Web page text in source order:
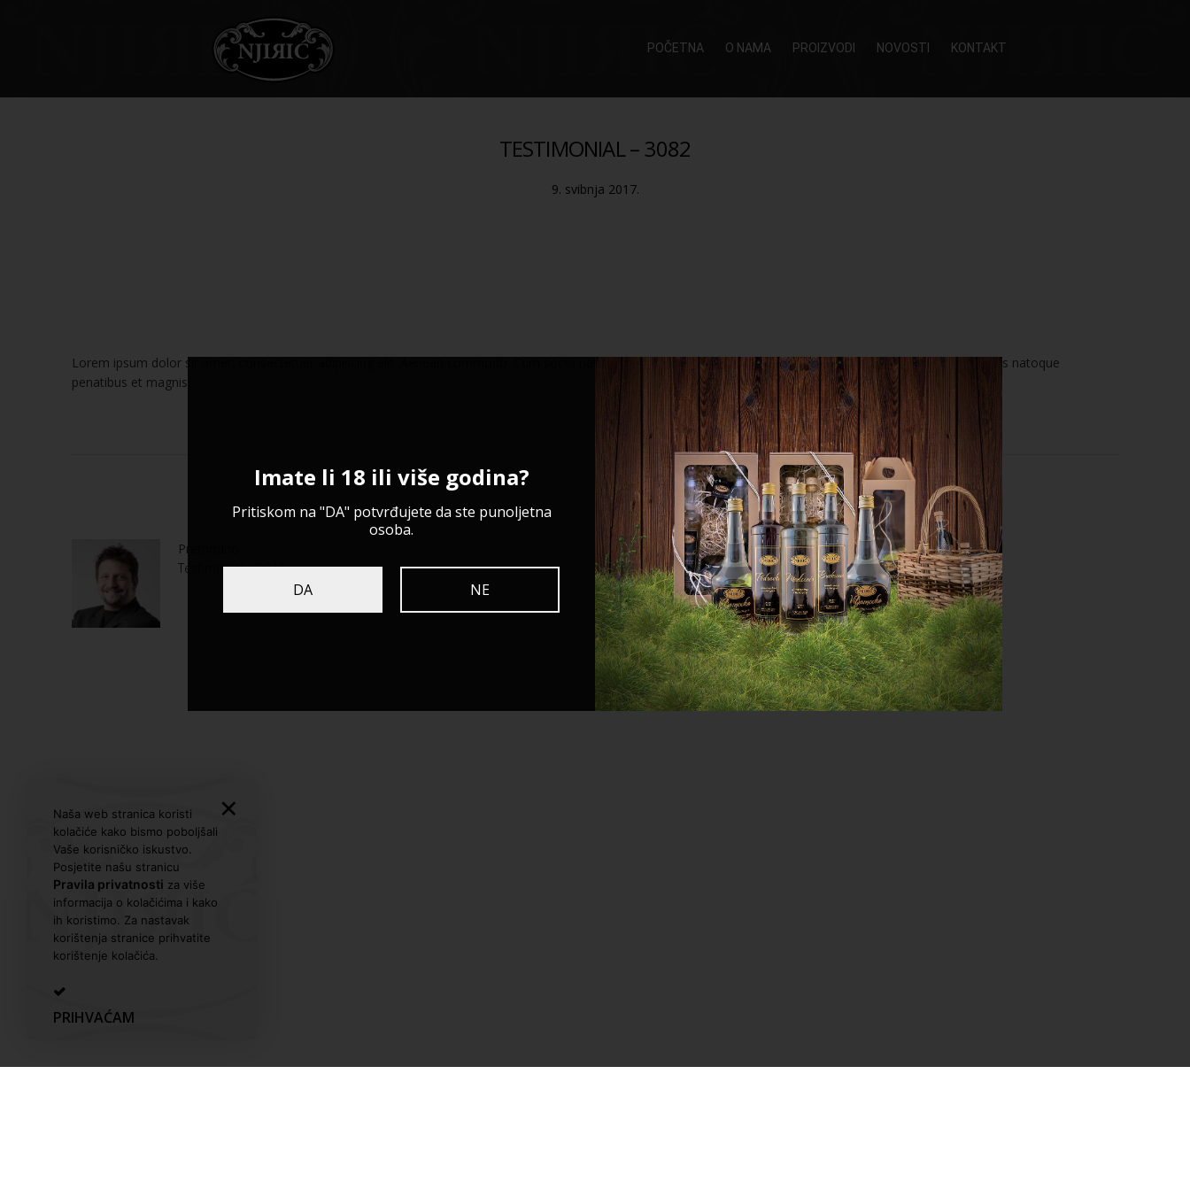
POČETNA O NAMA PROIZVODI NOVOSTI KONTAKT
TESTIMONIAL – 3082
9. svibnja 2017.
Lorem ipsum dolor sit amet, consectetuer adipiscing elit. Aenean commodo. Cum sociis natoque penatibus et magnis. Ligula eget dolor. Aenean massa. Cum sociis natoque
penatibus et magnis.
Post
navigation
Prethodno
Testimonial – 3041
Imate li 18 ili više godina?
Pritiskom na "DA" potvrđujete da ste punoljetna
osoba.
DA NE
Naša web stranica koristi
kolačiće kako bismo poboljšali
Vaše korisničko iskustvo.
Posjetite našu stranicu
Pravila privatnosti za više
informacija o kolačićima i kako
ih koristimo. Za nastavak
korištenja stranice prihvatite
korištenje kolačića.
PRIHVAĆAM
✕